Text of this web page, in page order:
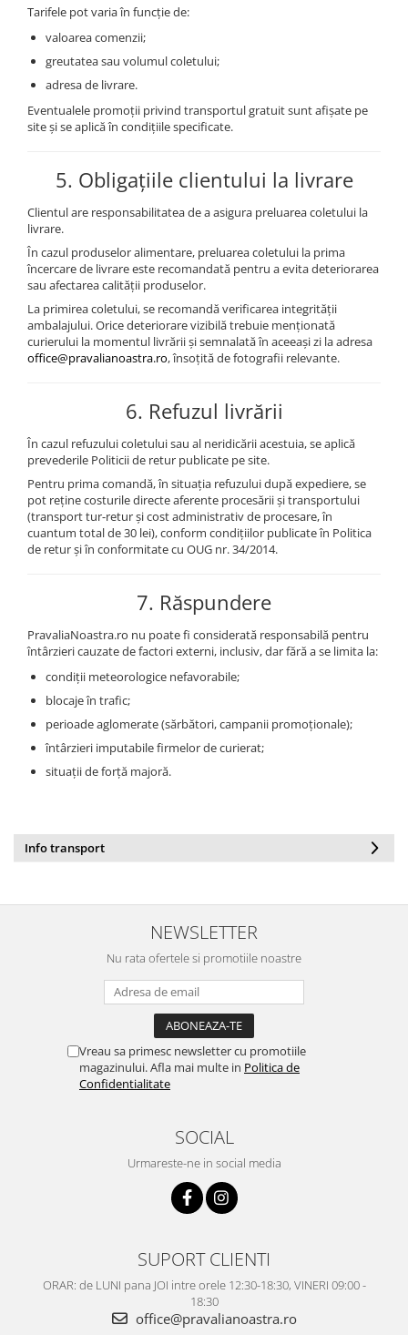
Tarifele pot varia în funcție de:
valoarea comenzii;
greutatea sau volumul coletului;
adresa de livrare.
Eventualele promoții privind transportul gratuit sunt afișate pe
site și se aplică în condițiile specificate.
5. Obligațiile clientului la livrare
Clientul are responsabilitatea de a asigura preluarea coletului la
livrare.
În cazul produselor alimentare, preluarea coletului la prima
încercare de livrare este recomandată pentru a evita deteriorarea
sau afectarea calității produselor.
La primirea coletului, se recomandă verificarea integrității
ambalajului. Orice deteriorare vizibilă trebuie menționată
curierului la momentul livrării și semnalată în aceeași zi la adresa
office@pravalianoastra.ro, însoțită de fotografii relevante.
6. Refuzul livrării
În cazul refuzului coletului sau al neridicării acestuia, se aplică
prevederile Politicii de retur publicate pe site.
Pentru prima comandă, în situația refuzului după expediere, se
pot reține costurile directe aferente procesării și transportului
(transport tur-retur și cost administrativ de procesare, în
cuantum total de 30 lei), conform condițiilor publicate în Politica
de retur și în conformitate cu OUG nr. 34/2014.
7. Răspundere
PravaliaNoastra.ro nu poate fi considerată responsabilă pentru
întârzieri cauzate de factori externi, inclusiv, dar fără a se limita la:
condiții meteorologice nefavorabile;
blocaje în trafic;
perioade aglomerate (sărbători, campanii promoționale);
întârzieri imputabile firmelor de curierat;
situații de forță majoră.
Info transport
NEWSLETTER
Nu rata ofertele si promotiile noastre
Vreau sa primesc newsletter cu promotiile
magazinului. Afla mai multe in Politica de
Confidentialitate
SOCIAL
Urmareste-ne in social media
SUPORT CLIENTI
ORAR: de LUNI pana JOI intre orele 12:30-18:30, VINERI 09:00 -
18:30
office@pravalianoastra.ro